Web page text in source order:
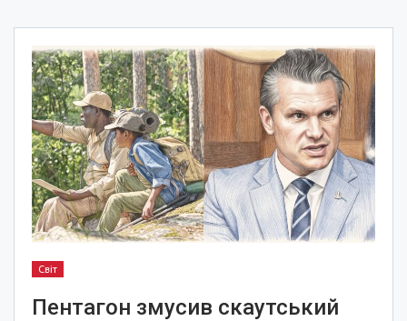
Світ
Пентагон змусив скаутський